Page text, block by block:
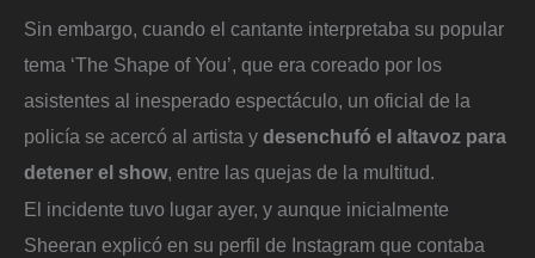
Sin embargo, cuando el cantante interpretaba su popular
tema ‘The Shape of You’, que era coreado por los
asistentes al inesperado espectáculo, un oficial de la
policía se acercó al artista y desenchufó el altavoz para
detener el show, entre las quejas de la multitud.
El incidente tuvo lugar ayer, y aunque inicialmente
Sheeran explicó en su perfil de Instagram que contaba